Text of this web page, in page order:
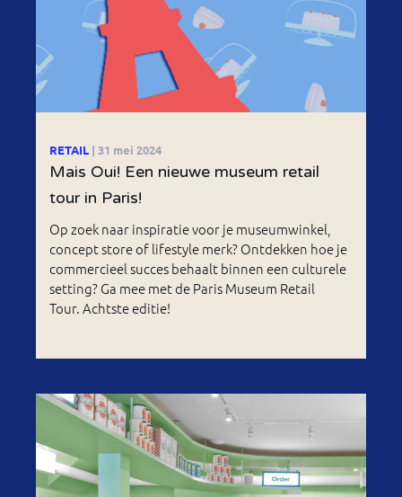
RETAIL | 31 mei 2024
Mais Oui! Een nieuwe museum retail
tour in Paris!
Op zoek naar inspiratie voor je museumwinkel,
concept store of lifestyle merk? Ontdekken hoe je
commercieel succes behaalt binnen een culturele
setting? Ga mee met de Paris Museum Retail
Tour. Achtste editie!